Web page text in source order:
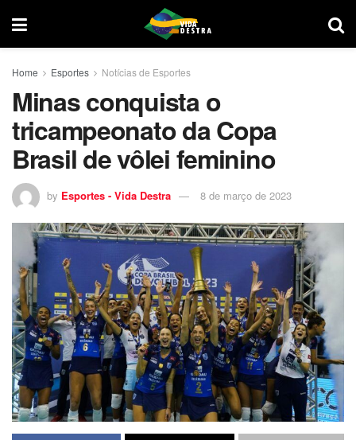
Home Esportes Notícias de Esportes
Minas conquista o
tricampeonato da Copa
Brasil de vôlei feminino
by Esportes - Vida Destra 8 de março de 2023